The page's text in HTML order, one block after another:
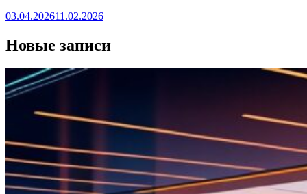
03.04.202611.02.2026
Новые записи